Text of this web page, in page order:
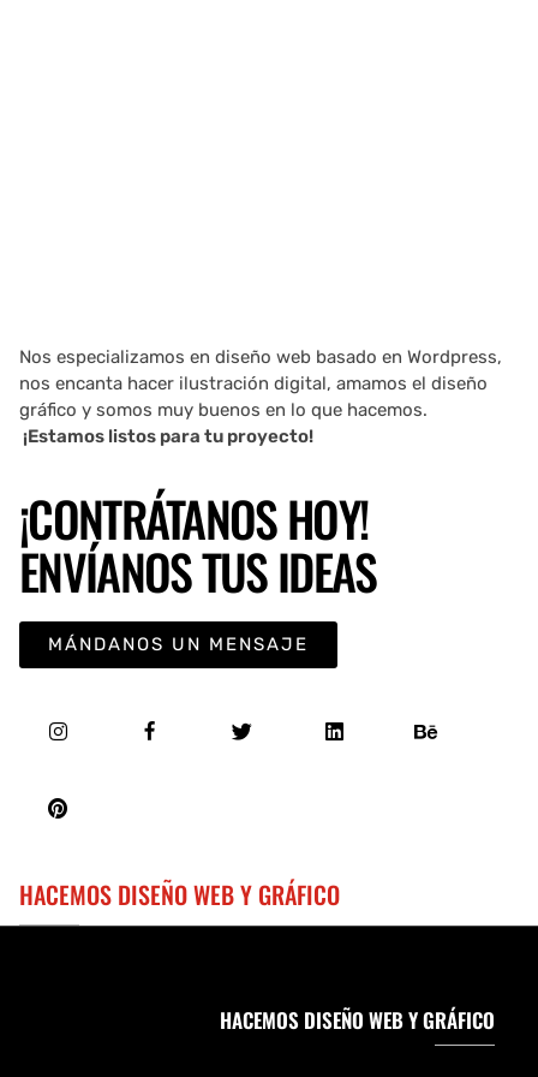
Nos especializamos en diseño web basado en Wordpress,
nos encanta hacer ilustración digital, amamos el diseño
gráfico y somos muy buenos en lo que hacemos.
¡Estamos listos para tu proyecto!
¡CONTRÁTANOS HOY!
ENVÍANOS TUS IDEAS
MÁNDANOS UN MENSAJE
HACEMOS DISEÑO WEB Y GRÁFICO
HACEMOS DISEÑO WEB Y GRÁFICO